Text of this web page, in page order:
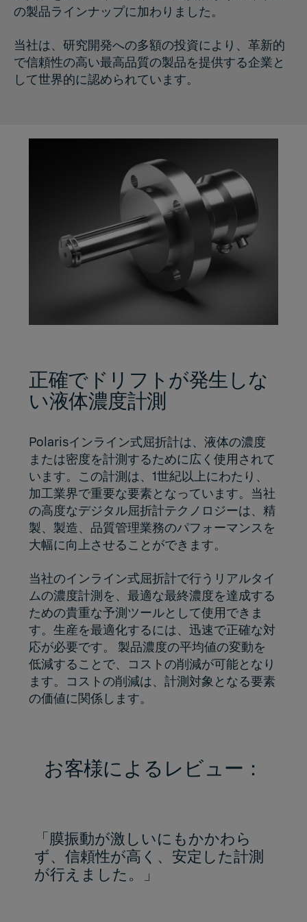
の製品ラインナップに加わりました。
当社は、研究開発への多額の投資により、革新的
で信頼性の高い最高品質の製品を提供する企業と
して世界的に認められています。
正確でドリフトが発生しな
い液体濃度計測
Polarisインライン式屈折計は、液体の濃度
または密度を計測するために広く使用されて
います。この計測は、1世紀以上にわたり、
加工業界で重要な要素となっています。当社
の高度なデジタル屈折計テクノロジーは、精
製、製造、品質管理業務のパフォーマンスを
大幅に向上させることができます。
当社のインライン式屈折計で行うリアルタイ
ムの濃度計測を、最適な最終濃度を達成する
ための貴重な予測ツールとして使用できま
す。生産を最適化するには、迅速で正確な対
応が必要です。 製品濃度の平均値の変動を
低減することで、コストの削減が可能となり
ます。コストの削減は、計測対象となる要素
の価値に関係します。
お客様によるレビュー：
「膜振動が激しいにもかかわら
ず、信頼性が高く、安定した計測
が行えました。」